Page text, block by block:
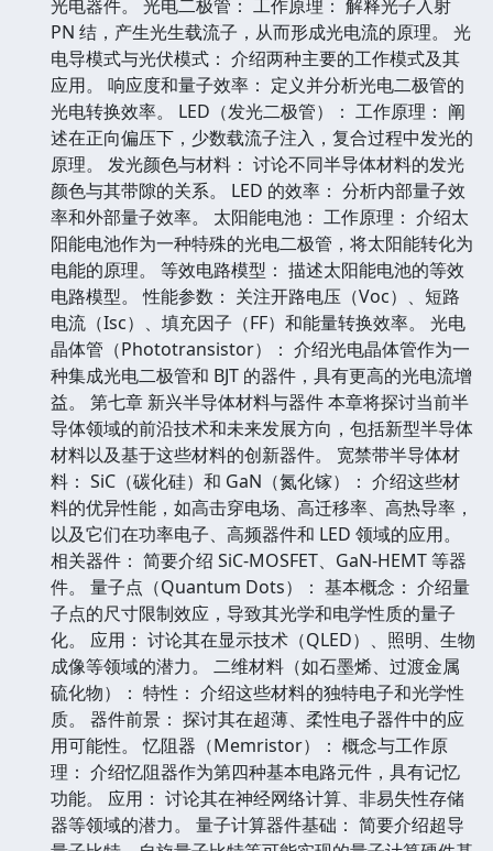
光电器件。 光电二极管： 工作原理： 解释光子入射
PN 结，产生光生载流子，从而形成光电流的原理。 光
电导模式与光伏模式： 介绍两种主要的工作模式及其
应用。 响应度和量子效率： 定义并分析光电二极管的
光电转换效率。 LED（发光二极管）： 工作原理： 阐
述在正向偏压下，少数载流子注入，复合过程中发光的
原理。 发光颜色与材料： 讨论不同半导体材料的发光
颜色与其带隙的关系。 LED 的效率： 分析内部量子效
率和外部量子效率。 太阳能电池： 工作原理： 介绍太
阳能电池作为一种特殊的光电二极管，将太阳能转化为
电能的原理。 等效电路模型： 描述太阳能电池的等效
电路模型。 性能参数： 关注开路电压（Voc）、短路
电流（Isc）、填充因子（FF）和能量转换效率。 光电
晶体管（Phototransistor）： 介绍光电晶体管作为一
种集成光电二极管和 BJT 的器件，具有更高的光电流增
益。 第七章 新兴半导体材料与器件 本章将探讨当前半
导体领域的前沿技术和未来发展方向，包括新型半导体
材料以及基于这些材料的创新器件。 宽禁带半导体材
料： SiC（碳化硅）和 GaN（氮化镓）： 介绍这些材
料的优异性能，如高击穿电场、高迁移率、高热导率，
以及它们在功率电子、高频器件和 LED 领域的应用。
相关器件： 简要介绍 SiC-MOSFET、GaN-HEMT 等器
件。 量子点（Quantum Dots）： 基本概念： 介绍量
子点的尺寸限制效应，导致其光学和电学性质的量子
化。 应用： 讨论其在显示技术（QLED）、照明、生物
成像等领域的潜力。 二维材料（如石墨烯、过渡金属
硫化物）： 特性： 介绍这些材料的独特电子和光学性
质。 器件前景： 探讨其在超薄、柔性电子器件中的应
用可能性。 忆阻器（Memristor）： 概念与工作原
理： 介绍忆阻器作为第四种基本电路元件，具有记忆
功能。 应用： 讨论其在神经网络计算、非易失性存储
器等领域的潜力。 量子计算器件基础： 简要介绍超导